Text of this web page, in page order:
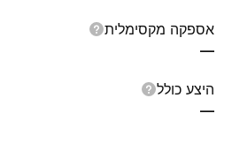
אספקה מקסימלית
—
היצע כולל
—